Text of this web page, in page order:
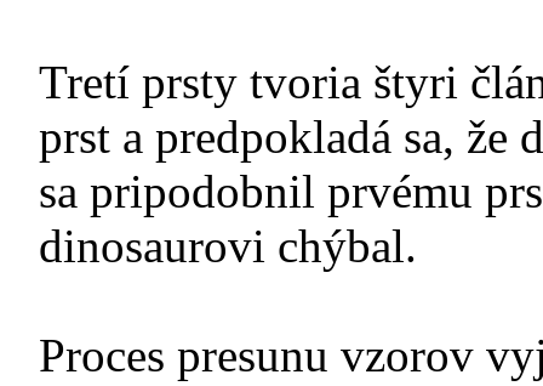
Tretí prsty tvoria štyri
prst a predpokladá sa,
sa pripodobnil prvému
dinosaurovi chýbal.
Proces presunu vzorov